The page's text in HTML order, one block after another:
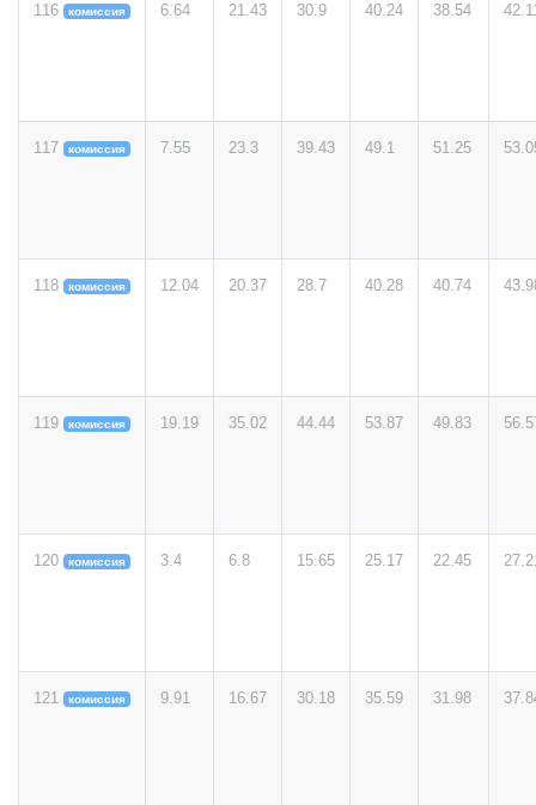
116 комиссия 6.64 21.43 30.9 40.24 38.54
117 комиссия 7.55 23.3 39.43 49.1 51.25
118 комиссия 12.04 20.37 28.7 40.28 40.74
119 комиссия 19.19 35.02 44.44 53.87 49.83
120 комиссия 3.4 6.8 15.65 25.17 22.45
121 комиссия 9.91 16.67 30.18 35.59 31.98